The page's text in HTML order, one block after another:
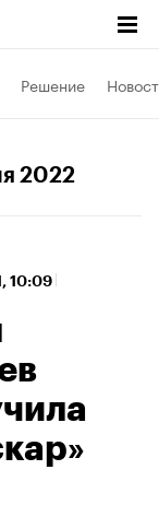
Решение
2022
10:09